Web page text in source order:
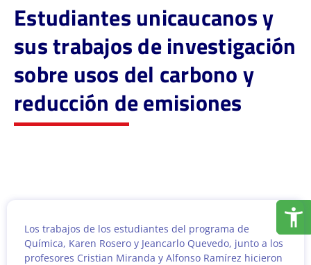
Estudiantes unicaucanos y
sus trabajos de investigación
sobre usos del carbono y
reducción de emisiones
Los trabajos de los estudiantes del programa de
Química, Karen Rosero y Jeancarlo Quevedo, junto a los
profesores Cristian Miranda y Alfonso Ramírez hicieron